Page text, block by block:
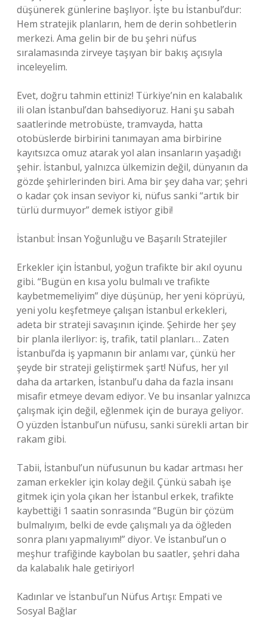
düşünerek günlerine başlıyor. İşte bu İstanbul’dur:
Hem stratejik planların, hem de derin sohbetlerin
merkezi. Ama gelin bir de bu şehri nüfus
sıralamasında zirveye taşıyan bir bakış açısıyla
inceleyelim.
Evet, doğru tahmin ettiniz! Türkiye’nin en kalabalık
ili olan İstanbul’dan bahsediyoruz. Hani şu sabah
saatlerinde metrobüste, tramvayda, hatta
otobüslerde birbirini tanımayan ama birbirine
kayıtsızca omuz atarak yol alan insanların yaşadığı
şehir. İstanbul, yalnızca ülkemizin değil, dünyanın da
gözde şehirlerinden biri. Ama bir şey daha var; şehri
o kadar çok insan seviyor ki, nüfus sanki “artık bir
türlü durmuyor” demek istiyor gibi!
İstanbul: İnsan Yoğunluğu ve Başarılı Stratejiler
Erkekler için İstanbul, yoğun trafikte bir akıl oyunu
gibi. “Bugün en kısa yolu bulmalı ve trafikte
kaybetmemeliyim” diye düşünüp, her yeni köprüyü,
yeni yolu keşfetmeye çalışan İstanbul erkekleri,
adeta bir strateji savaşının içinde. Şehirde her şey
bir planla ilerliyor: iş, trafik, tatil planları… Zaten
İstanbul’da iş yapmanın bir anlamı var, çünkü her
şeyde bir strateji geliştirmek şart! Nüfus, her yıl
daha da artarken, İstanbul’u daha da fazla insanı
misafir etmeye devam ediyor. Ve bu insanlar yalnızca
çalışmak için değil, eğlenmek için de buraya geliyor.
O yüzden İstanbul’un nüfusu, sanki sürekli artan bir
rakam gibi.
Tabii, İstanbul’un nüfusunun bu kadar artması her
zaman erkekler için kolay değil. Çünkü sabah işe
gitmek için yola çıkan her İstanbul erkek, trafikte
kaybettiği 1 saatin sonrasında “Bugün bir çözüm
bulmalıyım, belki de evde çalışmalı ya da öğleden
sonra planı yapmalıyım!” diyor. Ve İstanbul’un o
meşhur trafiğinde kaybolan bu saatler, şehri daha
da kalabalık hale getiriyor!
Kadınlar ve İstanbul’un Nüfus Artışı: Empati ve
Sosyal Bağlar